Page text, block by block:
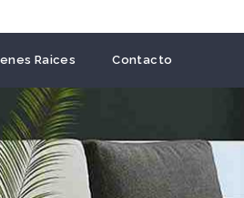
Raices Contacto